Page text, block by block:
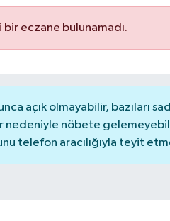
eczane bulunamadı.
açık olmayabilir, bazıları
nedeniyle nöbete
telefon aracılığıyla teyit